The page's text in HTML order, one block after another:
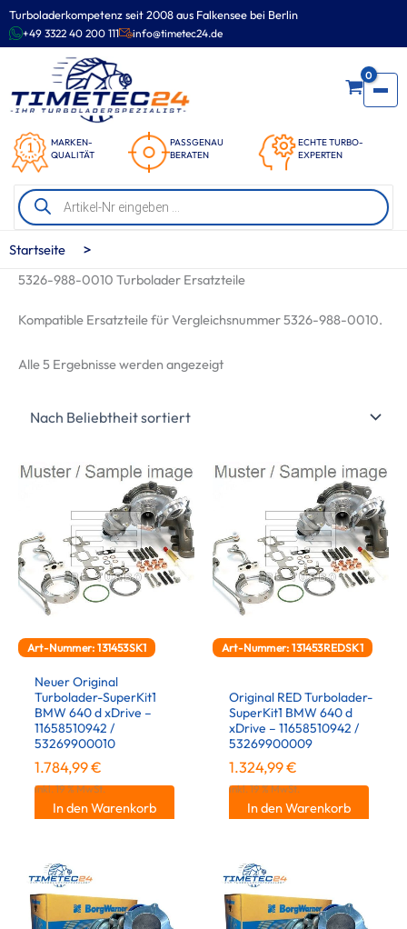
Turboladerkompetenz seit 2008 aus Falkensee bei Berlin
+49 3322 40 200 111 info@timetec24.de
MARKEN-
QUALITÄT
PASSGENAU
BERATEN
ECHTE TURBO-
EXPERTEN
0
Products
search
Zum
Inhalt
springen
Startseite >
5326-988-0010 Turbolader Ersatzteile
Kompatible Ersatzteile für Vergleichsnummer 5326-988-0010.
Alle 5 Ergebnisse werden angezeigtNach
Art-Nummer: 131453SK1
Neuer Original
Turbolader-SuperKit1
BMW 640 d xDrive –
11658510942 /
53269900010
1.784,99€
inkl. 19 % MwSt.
In den Warenkorb
Art-Nummer: 131453REDSK1
Original RED Turbolader-
SuperKit1 BMW 640 d
xDrive – 11658510942 /
53269900009
1.324,99€
inkl. 19 % MwSt.
In den Warenkorb